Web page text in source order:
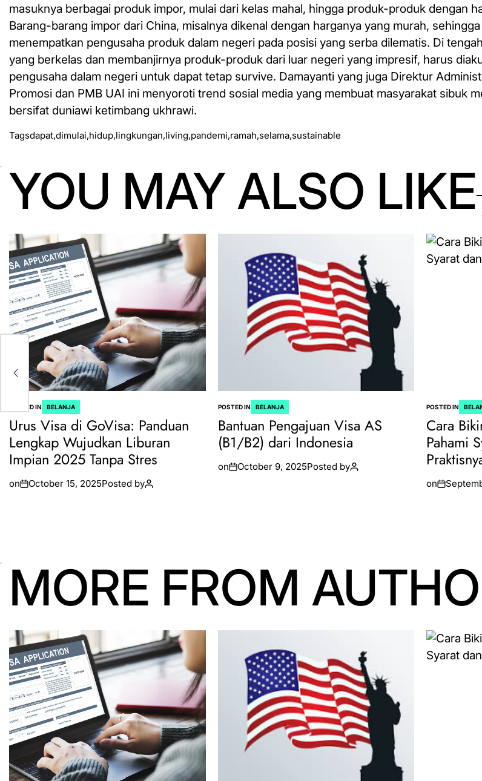
masuknya berbagai produk impor, mulai dari kelas mahal, hingga produk-produk dengan
Barang-barang impor dari China, misalnya dikenal dengan harganya yang murah,
menempatkan pengusaha produk dalam negeri pada posisi yang serba dilematis. Di
yang berkelas dan membanjirnya produk-produk dari luar negeri yang impresif, harus
pengusaha dalam negeri untuk dapat tetap survive. Damayanti yang juga Direktur
Promosi dan PMB UAI ini menyoroti trend sosial media yang membuat masyarakat sibuk
bersifat duniawi ketimbang ukhrawi.
Tagsdapat,dimulai,hidup,lingkungan,living,pandemi,ramah,selama,sustainable
YOU MAY ALSO LIKE
POSTED IN BELANJA
Urus Visa di GoVisa: Panduan
Lengkap Wujudkan Liburan
Impian 2025 Tanpa Stres
on October 15, 2025Posted by
POSTED IN BELANJA
Bantuan Pengajuan Visa AS
(B1/B2) dari Indonesia
on October 9, 2025Posted by
POSTED IN
Cara
Pahami
on
MORE FROM